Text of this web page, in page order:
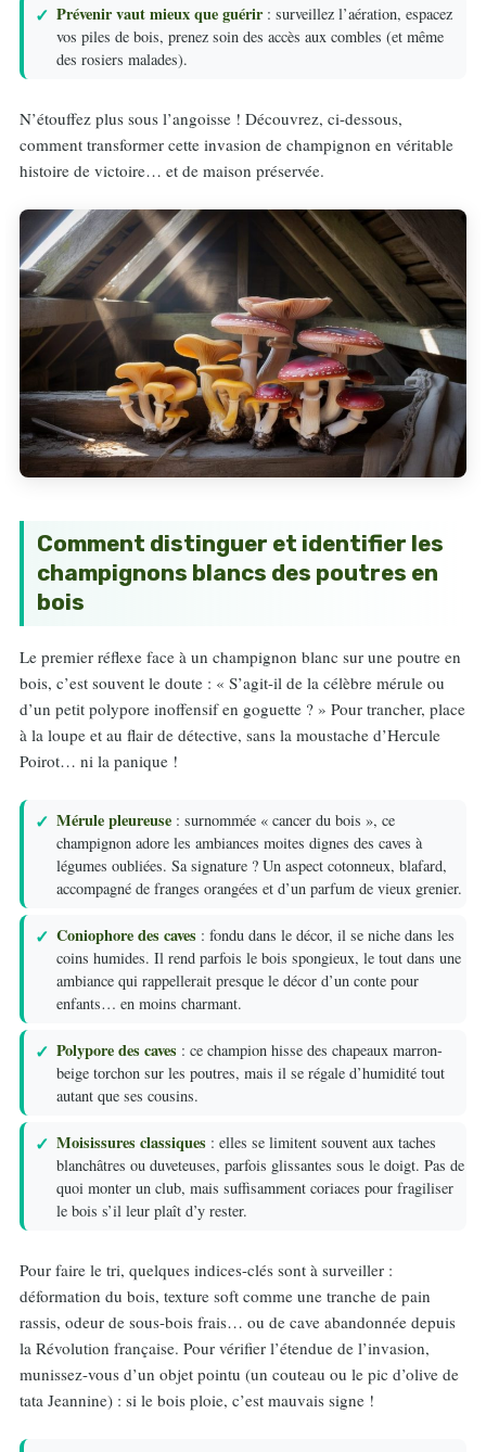
Prévenir vaut mieux que guérir : surveillez l’aération, espacez
vos piles de bois, prenez soin des accès aux combles (et même
des rosiers malades).
N’étouffez plus sous l’angoisse ! Découvrez, ci-dessous,
comment transformer cette invasion de champignon en véritable
histoire de victoire… et de maison préservée.
Comment distinguer et identifier les
champignons blancs des poutres en
bois
Le premier réflexe face à un champignon blanc sur une poutre en
bois, c’est souvent le doute : « S’agit-il de la célèbre mérule ou
d’un petit polypore inoffensif en goguette ? » Pour trancher, place
à la loupe et au flair de détective, sans la moustache d’Hercule
Poirot… ni la panique !
Mérule pleureuse : surnommée « cancer du bois », ce
champignon adore les ambiances moites dignes des caves à
légumes oubliées. Sa signature ? Un aspect cotonneux, blafard,
accompagné de franges orangées et d’un parfum de vieux grenier.
Coniophore des caves : fondu dans le décor, il se niche dans les
coins humides. Il rend parfois le bois spongieux, le tout dans une
ambiance qui rappellerait presque le décor d’un conte pour
enfants… en moins charmant.
Polypore des caves : ce champion hisse des chapeaux marron-
beige torchon sur les poutres, mais il se régale d’humidité tout
autant que ses cousins.
Moisissures classiques : elles se limitent souvent aux taches
blanchâtres ou duveteuses, parfois glissantes sous le doigt. Pas de
quoi monter un club, mais suffisamment coriaces pour fragiliser
le bois s’il leur plaît d’y rester.
Pour faire le tri, quelques indices-clés sont à surveiller :
déformation du bois, texture soft comme une tranche de pain
rassis, odeur de sous-bois frais… ou de cave abandonnée depuis
la Révolution française. Pour vérifier l’étendue de l’invasion,
munissez-vous d’un objet pointu (un couteau ou le pic d’olive de
tata Jeannine) : si le bois ploie, c’est mauvais signe !